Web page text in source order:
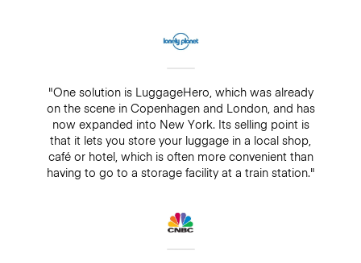
"One solution is LuggageHero, which was already
on the scene in Copenhagen and London, and has
now expanded into New York. Its selling point is
that it lets you store your luggage in a local shop,
café or hotel, which is often more convenient than
having to go to a storage facility at a train station."